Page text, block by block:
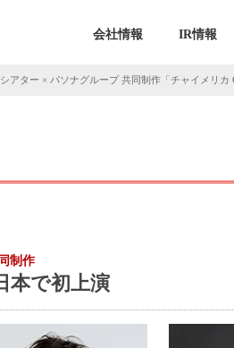
会社情報 IR情報
アター × パソナグループ 共同制作「チャイメリカ
制作
本で初上演